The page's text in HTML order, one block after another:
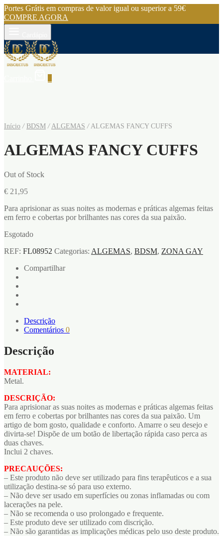
Portes Grátis em compras de valor igual ou superior a 59€
COMPRE AGORA
Início / BDSM / ALGEMAS /ALGEMAS FANCY CUFFS
ALGEMAS FANCY CUFFS
Out of Stock
€ 21,95
Para aprisionar as suas noites as modernas e práticas algemas feitas
em ferro e cobertas por brilhantes nas cores da sua paixão.
Esgotado
REF: FL08952 Categorias: ALGEMAS, BDSM, ZONA GAY
Compartilhar
Descrição
Comentários 0
Descrição
MATERIAL:
Metal.
DESCRIÇÃO:
Para aprisionar as suas noites as modernas e práticas algemas feitas
em ferro e cobertas por brilhantes nas cores da sua paixão. Um
artigo de bom gosto, qualidade e conforto. Amarre o seu desejo e
divirta-se! Dispõe de um botão de libertação rápida caso perca as
duas chaves.
Inclui 2 chaves.
PRECAUÇÕES:
– Este produto não deve ser utilizado para fins terapêuticos e a sua
utilização destina-se só para uso externo.
– Não deve ser usado em superfícies ou zonas inflamadas ou com
lacerações na pele.
– Não se recomenda o uso prolongado e frequente.
– Este produto deve ser utilizado com discrição.
– Não são garantidas as implicações médicas pelo uso deste produto.